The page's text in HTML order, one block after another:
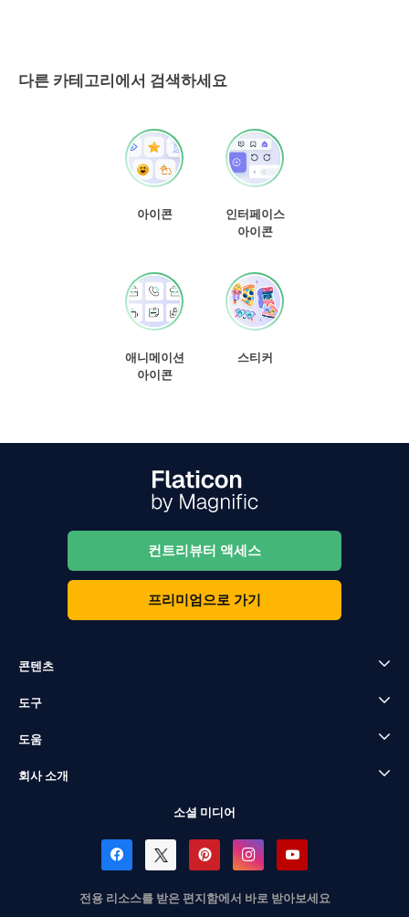
다른 카테고리에서 검색하세요
아이콘
인터페이스
아이콘
애니메이션
아이콘
스티커
컨트리뷰터 액세스
프리미엄으로 가기
콘텐츠
도구
도움
회사 소개
소셜 미디어
전용 리소스를 받은 편지함에서 바로 받아보세요